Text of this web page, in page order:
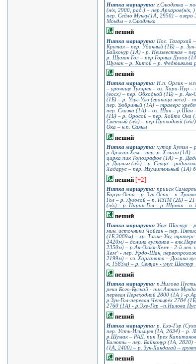
Нитка маршрута: г.Слюдянка –
(н/к, 2900, рад.) – пер.Архаров(н/
пер. Седло Мунку(1А, 2950) –
Монды – г.Слюдянка
пеший
Нитка маршрута: Пос. Тагархай
Крутая – пер. Удачный (1Б) – р.
Байконур (1А) - р. Неизвестная –
р. Шумак Гол – пер.Горных Духов
Шумак – р. Китой – р. Федюшкина
пеший
Нитка маршрута: Н.п. Орлик –
– урочище Тухэрен – оз. Хара-Нур –
(восх) – пер. Обходной (1Б) – р.
(1Б) – р. Улуг-Узю (граница леса)
пер. Зюбриный (1А) – траверс
пер. Сказка (1А) – оз. Шан – р.Шан
(1Б) – р. Оросой – пер. Хойто Ока
Светлый (н/к) – пер.Проходной (н/к/
Ока – н.п. Саяны
пеший
Нитка маршрута: хутор Хутэл –
р.Аржан-Хем – пер. р. Хэлгин (1А) –
цирка пик Топографов (1А) – р.
р. Дарлыг (н/к) – р. Сенца –
Хадарус – пер. Изумительный (1А)
пеший [+2]
Нитка маршрута: прииск
Барун-Оспа – р. Зун-Оспа – п.
Гол – р. Луговой – п. ИЗТМ (2Б) –
(н/к) – р. Нарин-Гол – р. Шумак –
пеший
Нитка маршрута: Улус Шаснур –
мин. источники Чойган – пер.
(1Б,3089м) – хр. Тэгше-Улу,
2420м) – долина вулканов –
2350м) – р.Ак-Оюкч-Хемv - 2-й лев.
Хем^ - пер. Урдо-Шан,
2199м) – оз. Харганата – Долина
к, 1583м) – р. Сенцаv - улус Шаснур
пеший
Нитка маршрута: п.Нилова
реки Бого-Булнай - пик Алтан-
перевал Переходной 2800 (1А ) -
р.Зун-Гол-перевал Четырёх 2784
2760 (1А) - р.Эхе-Гер –п.Нилова
пеший
Нитка маршрута: р. Ехэ-Гэр
пер. Усть-Илимцев (1А, 2634) – р.
р.Шумак – РАД. пик Трёх
Билюты – пер. Байконур (1А,
(1А, 2400) – р. Зун-Хандагай –
пеший